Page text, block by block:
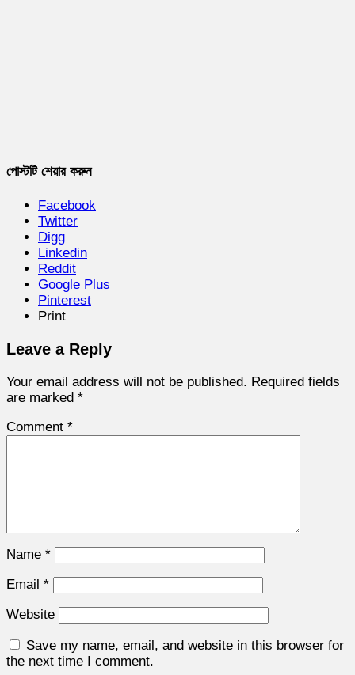
পোস্টটি শেয়ার করুন
Facebook
Twitter
Digg
Linkedin
Reddit
Google Plus
Pinterest
Print
Leave a Reply
Your email address will not be published. Required fields
are marked *
Comment *
Name *
Email *
Website
Save my name, email, and website in this browser for
the next time I comment.